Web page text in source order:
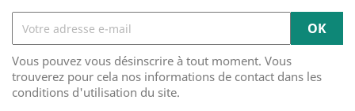
Vous pouvez vous désinscrire à tout moment. Vous
trouverez pour cela nos informations de contact dans les
conditions d'utilisation du site.